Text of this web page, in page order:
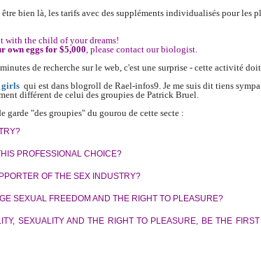
bien là, les tarifs avec des suppléments individualisés pour les
with the child of your dreams!
own eggs for $5,000, please contact our biologist.
de recherche sur le web, c'est une surprise - cette activité
girls qui est dans blogroll de Rael-infos9. Je me suis dit tiens
différent de celui des groupies de Patrick Bruel.
garde "des groupies" du gourou de cette secte :
PROFESSIONAL CHOICE?
OF THE SEX INDUSTRY?
SEXUAL FREEDOM AND THE RIGHT TO PLEASURE?
SEXUALITY AND THE RIGHT TO PLEASURE, BE THE